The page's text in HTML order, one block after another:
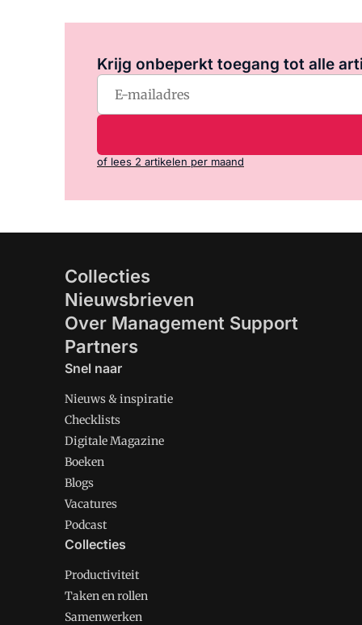
Krijg onbeperkt toegang tot alle
of lees 2 artikelen per maand
Collecties
Nieuwsbrieven
Over Management Support
Partners
Snel naar
Nieuws & inspiratie
Checklists
Digitale Magazine
Boeken
Blogs
Vacatures
Podcast
Collecties
Productiviteit
Taken en rollen
Samenwerken